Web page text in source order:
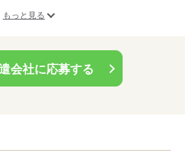
：30～、その他の時間帯も応相談
もっと見る
会社に応募する